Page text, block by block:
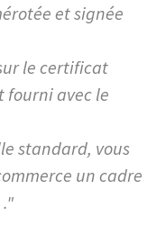
et signée
le certificat
fourni avec le
standard, vous
un cadre